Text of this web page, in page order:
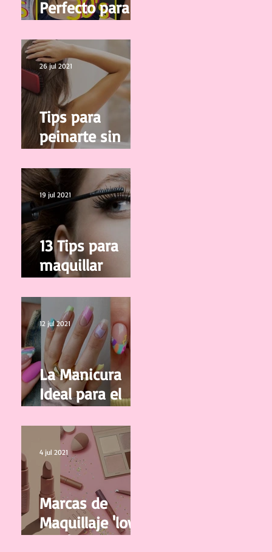
Perfecto para tu
edad
Tips para
peinarte sin
salir de casa
26 jul 2021
13 Tips para
maquillar
correctamente
tus pestañas
19 jul 2021
La Manicura
Ideal para el
Verano 2021
12 jul 2021
Marcas de
Maquillaje 'low
cost' y de buena
4 jul 2021